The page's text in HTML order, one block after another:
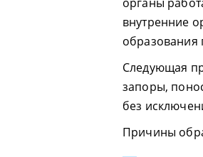
внутренние
Следующая
запоры,
без
Причины